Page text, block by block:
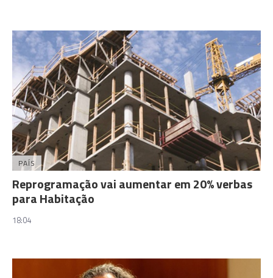
PAÍS
Reprogramação vai aumentar em 20% verbas
para Habitação
18:04